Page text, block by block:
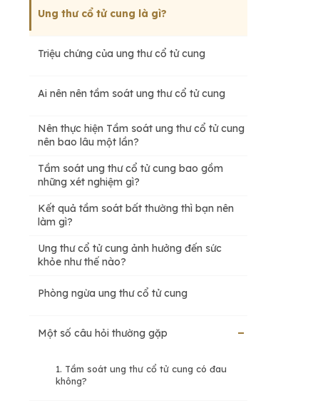
Ung thư cổ tử cung là gì?
Triệu chứng của ung thư cổ tử cung
Ai nên nên tầm soát ung thư cổ tử cung
Nên thực hiện Tầm soát ung thư cổ tử cung
nên bao lâu một lần?
Tầm soát ung thư cổ tử cung bao gồm
những xét nghiệm gì?
Kết quả tầm soát bất thường thì bạn nên
làm gì?
Ung thư cổ tử cung ảnh hưởng đến sức
khỏe như thế nào?
Phòng ngừa ung thư cổ tử cung
Một số câu hỏi thường gặp
1. Tầm soát ung thư cổ tử cung có đau
không?